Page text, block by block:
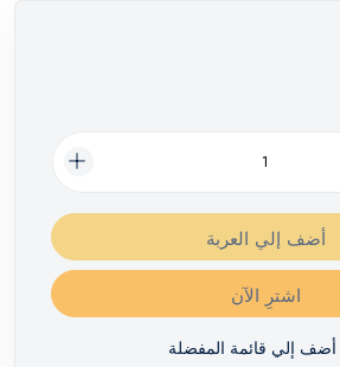
أضف إلي العربة
اشترِ الآن
أضف إلي قائمة المفضلة